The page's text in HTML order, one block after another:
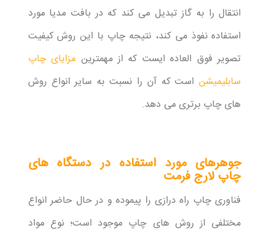
انتقال را به گاز تبدیل می کند که در بافت مدیا مورد
استفاده نفوذ می کند، نتیجه چاپ با این روش کیفیت
تصویر فوق العاده ایست که از مهمترین مزایای چاپ
سابلیمیشناست که آن را نسبت به سایر انواع روش
های چاپ برتری می دهد.
جوهرهای مورد استفاده در دستگاه های
چاپ لارج فرمت
فناوری چاپ راه درازی را پیموده و در حال حاضر انواع
مختلفی از روش های چاپ موجود است؛ نوع مواد